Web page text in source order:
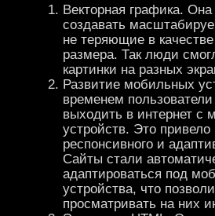
Векторная графика.
создавать
не теряющие в
размера. Так люди
картинки на разных
Развитие мобильных
временем
выходить в интернет с
устройств. Это
респонсивного и
Сайты стали
адаптироваться под
устройства, что
просматривать на них